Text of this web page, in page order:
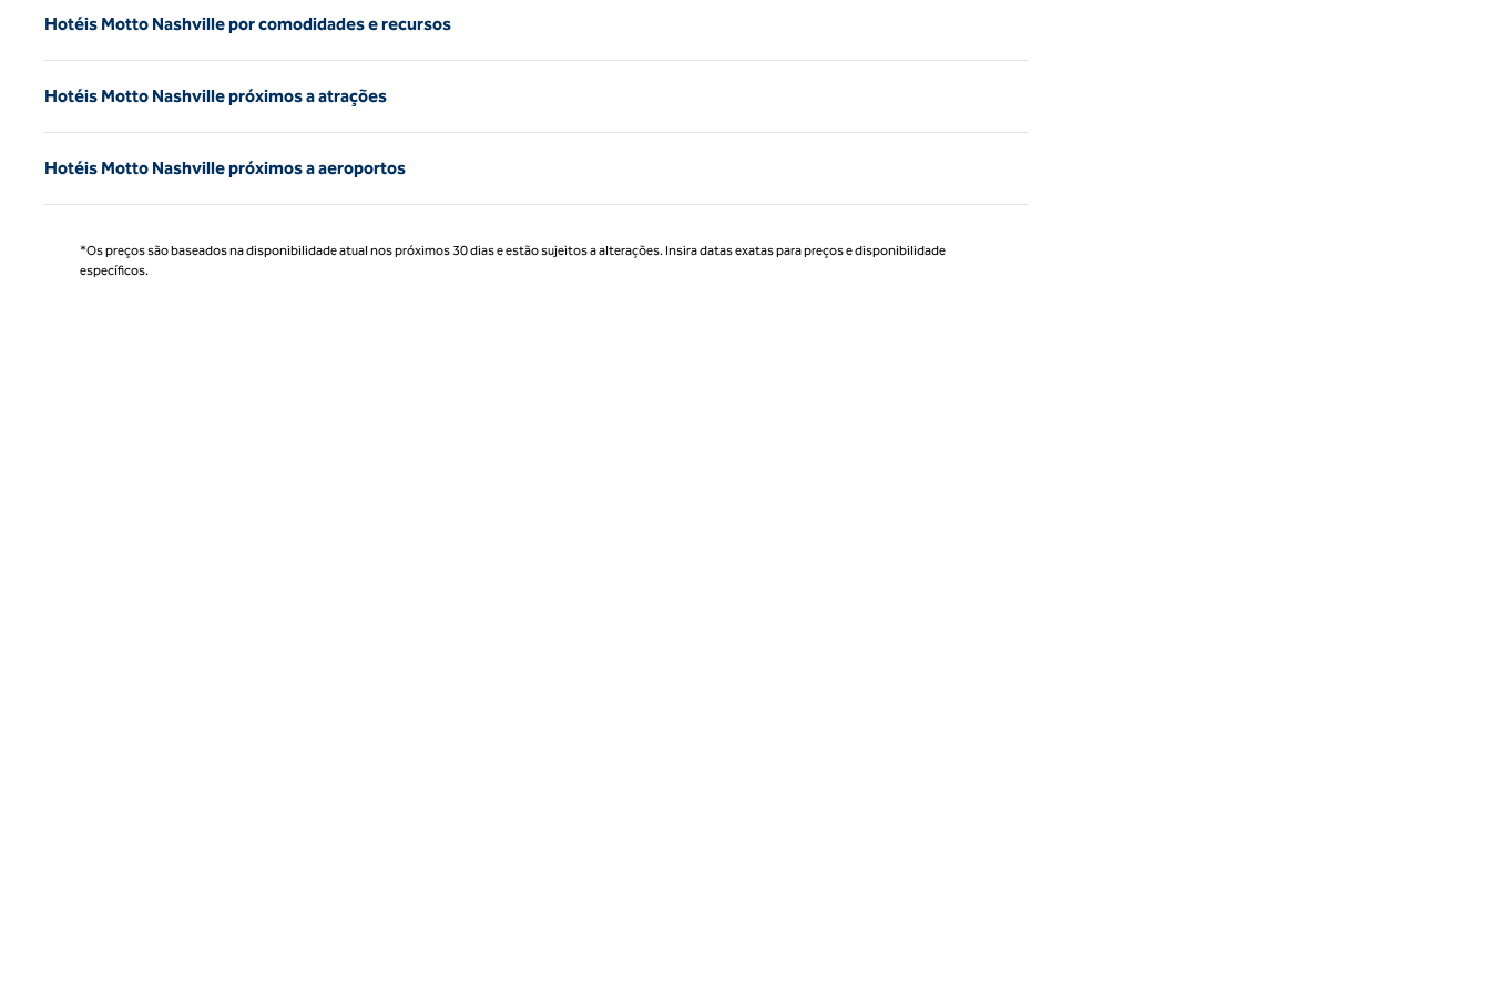
Hotéis Motto Nashville por comodidades e recursos
Hotéis Motto Nashville próximos a atrações
Hotéis Motto Nashville próximos a aeroportos
*Os preços são baseados na disponibilidade atual nos próximos 30 dias e estão sujeitos a alterações. Insira datas exatas para preços e disponibilidade
específicos.